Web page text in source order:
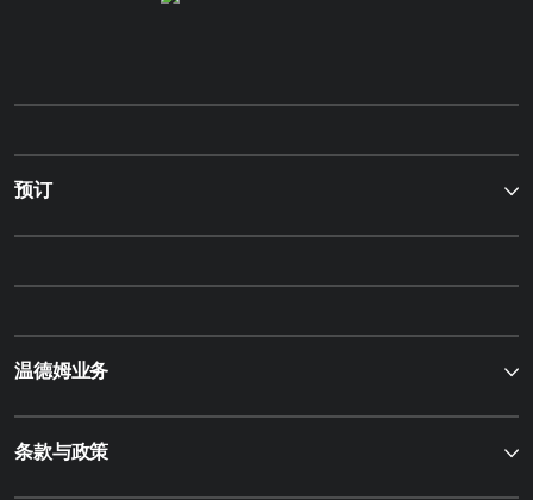
预订
温德姆业务
条款与政策